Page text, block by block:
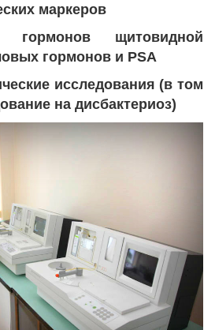
маркеров
гормонов щитовидной
гормонов и PSA
исследования (в том
на дисбактериоз)